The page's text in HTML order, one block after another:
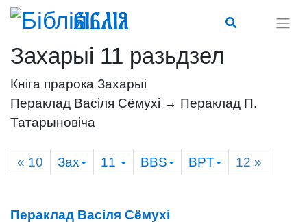
Біблія
Захарыі 11 разьдзел
Кніга прарока Захарыі
Пераклад Васіля Сёмухі → Пераклад П.
Татарыновіча
« 10 Зах 11 BBS BPT 12 »
Пераклад Васіля Сёмухі